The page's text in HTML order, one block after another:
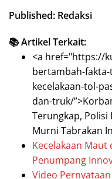
Published: Redaksi
📚 Artikel Terkait:
<a href="https://
bertambah-
kecelakaan-tol-
dan-truk/
Terungkap, Polisi
Murni Tabrakan
Kecelakaan
Penumpang
Video